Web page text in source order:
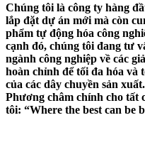
Chúng tôi là công ty hàng
lắp đặt dự án mới mà còn
phẩm tự động hóa công
cạnh đó, chúng tôi đang tư
ngành công nghiệp về các
hoàn chỉnh để tối đa hóa và
của các dây chuyền sản xuất.
Phương châm chính cho tất
tôi: “Where the best can be